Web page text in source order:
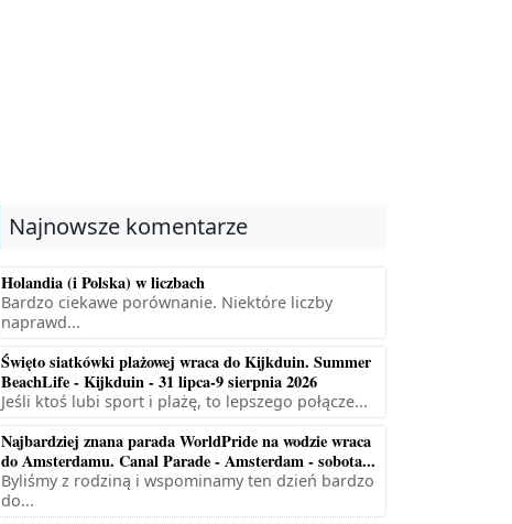
Najnowsze komentarze
Holandia (i Polska) w liczbach
Bardzo ciekawe porównanie. Niektóre liczby
naprawd...
Święto siatkówki plażowej wraca do Kijkduin. Summer
BeachLife - Kijkduin - 31 lipca-9 sierpnia 2026
Jeśli ktoś lubi sport i plażę, to lepszego połącze...
Najbardziej znana parada WorldPride na wodzie wraca
do Amsterdamu. Canal Parade - Amsterdam - sobota...
Byliśmy z rodziną i wspominamy ten dzień bardzo
do...